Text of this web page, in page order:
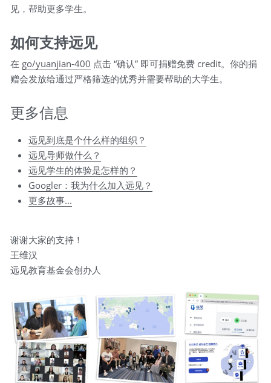
见，帮助更多学生。
如何支持远见
在 go/yuanjian-400 点击 “确认” 即可捐赠免费 credit。你的捐
赠会发放给通过严格筛选的优秀并需要帮助的大学生。
更多信息
远见到底是个什么样的组织？
远见导师做什么？
远见学生的体验是怎样的？
Googler：我为什么加入远见？
更多故事...
谢谢大家的支持！
王维汉
远见教育基金会创办人